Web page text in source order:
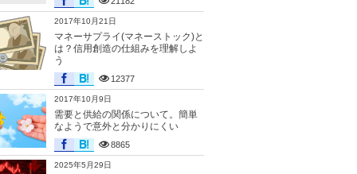
2017年10月21日
マネーサプライ(マネーストック)と
は？信用創造の仕組みを理解しよ
う
12377
2017年10月9日
需要と供給の関係について。簡単
なようで意外と分かりにくい
8865
2025年5月29日